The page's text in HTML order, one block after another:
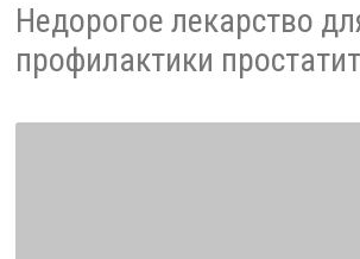
Недорогое лекарство
профилактики